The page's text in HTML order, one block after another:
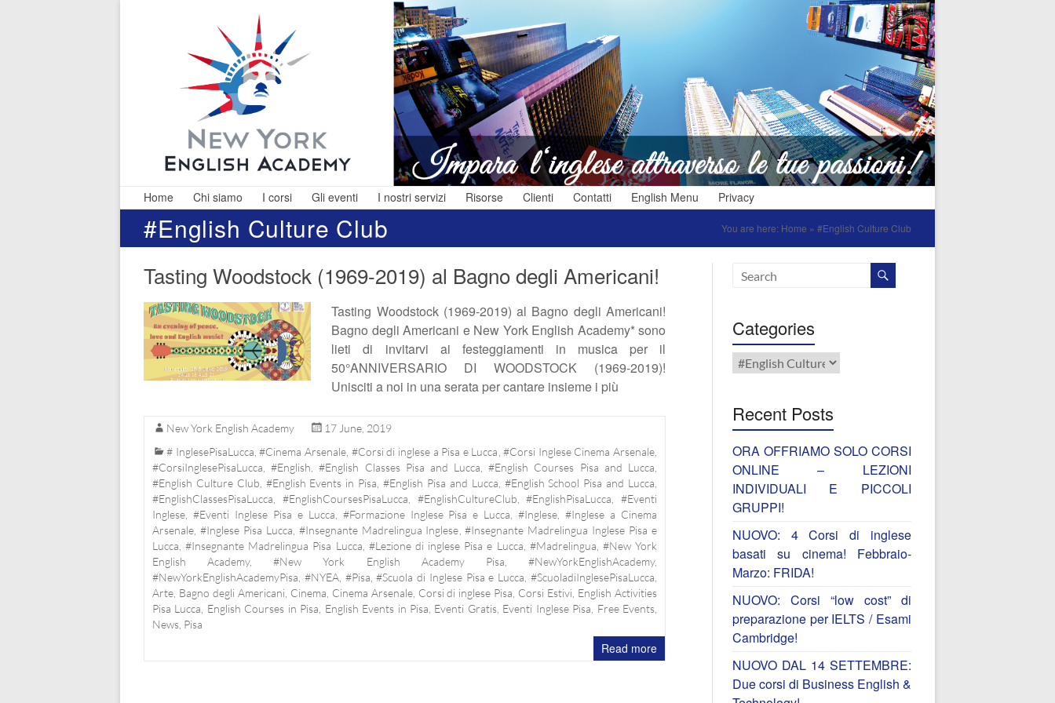
NEW
YORK
ENGLISH
ACADEMY
– Corsi di
Inglese
Pisa,
Lucca,
Livorno…
Corsi di
Inglese Pisa,
Lucca e
Livorno,
Insegnante
Madrelingua
Home Chi siamo I corsi Gli eventi I nostri servizi Risorse Clienti Contatti English Menu Privacy
#English Culture Club You are here: Home » #English Culture Club
Tasting Woodstock (1969-2019) al Bagno degli Americani!
Tasting Woodstock (1969-2019) al Bagno degli Americani!
Bagno degli Americani e New York English Academy* sono
lieti di invitarvi ai festeggiamenti in musica per il
50°ANNIVERSARIO DI WOODSTOCK (1969-2019)!
Unisciti a noi in una serata per cantare insieme i più
New York English Academy
17 June, 2019
# InglesePisaLucca ,#Cinema Arsenale, #Corsi di inglese a Pisa e Lucca ,#Corsi Inglese Cinema Arsenale
#CorsiInglesePisaLucca ,#English ,#English Classes Pisa and Lucca ,#English Courses Pisa and Lucca
#English Culture Club #English Events in Pisa ,#English Pisa and Lucca #English School Pisa and Lucca
#EnglishClassesPisaLucca
#EnglishCoursesPisaLucca #EnglishCultureClub ,#EnglishPisaLucca ,#Eventi
Inglese #Eventi Inglese Pisa e Lucca #Formazione Inglese Pisa e Lucca ,#Inglese ,#Inglese a Cinema
Arsenale #Inglese Pisa Lucca #Insegnante Madrelingua Inglese ,#Insegnante Madrelingua Inglese Pisa e
Lucca ,#Insegnante Madrelingua Pisa Lucca #Lezione di inglese Pisa e Lucca #Madrelingua #New York
English Academy,#New York English Academy Pisa ,#NewYorkEnglishAcademy,
#NewYorkEnglishAcademyPisa #NYEA, #Pisa ,#Scuola di Inglese Pisa e Lucca ,#ScuoladiInglesePisaLucca
Arte Bagno degli Americani Cinema Cinema Arsenale, Corsi di inglese Pisa Corsi Estivi English Activities
Pisa Lucca English Courses in Pisa English Events in Pisa Eventi Gratis, Eventi Inglese Pisa Free Events
News Pisa
Read more
Categories
Categories
Recent Posts
ORA OFFRIAMO SOLO CORSI
ONLINE – LEZIONI
INDIVIDUALI E PICCOLI
GRUPPI!
NUOVO: 4 Corsi di inglese
basati su cinema! Febbraio-
Marzo: FRIDA!
NUOVO: Corsi “low cost” di
preparazione per IELTS / Esami
Cambridge!
NUOVO DAL 14 SETTEMBRE:
Due corsi di Business English &